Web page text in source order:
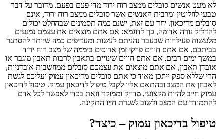
לא מעט אנשים סובלים ממצב רוח ירוד מדי פעם בפעם. מדובר על דבר
טבעי לחלוטין ומרבית האנשים אשר סובלים ממצב רוח ירוד, אינם
סובלים מדיכאון. יחד עם זאת, ישנם כמה תסמינים שבהחלט יכולים
להדליק נורה אדומה, כך לדוגמא: אם אתם מוצאים את עצמם נמנעים
מלעשות פעילויות שבעבר נהניתם לעשות ומעדיפים כמה שיותר להסתגר
בביתכם, אם אתם חווים פרקי זמן ארוכים ביממה של מצב רוח ירוד
במשך ימים רבים, אם אתם חווים שינויים בתאבון לרבות תאבון מוגבר או
אובדן תאבון, אם אתם מוצאים את עצמכם סובלים ממחשבות אובדניות,
הרי שללא ספק ייתכן מאוד כי אתם סובלים מדיכאון עמוק ועליכם לגשת
לאבחן את המצב ובהתאם אליו לקבל טיפול לדיכאון עמוק. טיפול לדיכאון
עמוק חייב להיות מקצועי, מדויק וממוקד וזאת בכדי לאפשר לכל אדם
להתמודד עם המצב ולשוב לשגרת חייו התקינה.
טיפול בדיכאון עמוק – כיצד?